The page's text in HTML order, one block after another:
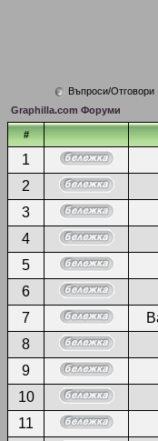
Въпроси/Отговори
Graphilla.com Форуми
#
1
2
3
4
5
6
7
8
9
10
11